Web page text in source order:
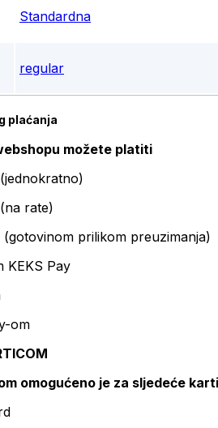
Standardna
regular
plaćanja
možete platiti
rate)
(gotovinom prilikom preuzimanja)
KEKS Pay
om
omogućeno je za sljedeće